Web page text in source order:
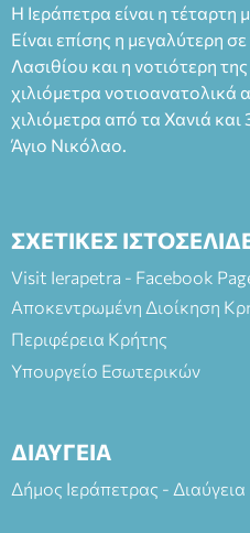
Η Ιεράπετρα είναι η
Είναι επίσης η μεγαλύτερη
Λασιθίου και η νοτιότερη
χιλιόμετρα νοτιοανατολικά
χιλιόμετρα από τα Χανιά και
Άγιο Νικόλαο.
ΣΧΕΤΙΚΕΣ
Visit Ierapetra - Facebook
Αποκεντρωμένη Διοίκηση
Περιφέρεια Κρήτης
Υπουργείο Εσωτερικών
ΔΙΑΥΓΕΙΑ
Δήμος Ιεράπετρας - Διαύγεια